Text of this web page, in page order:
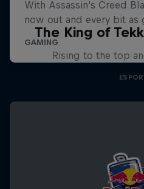
The King of
Rising to the top